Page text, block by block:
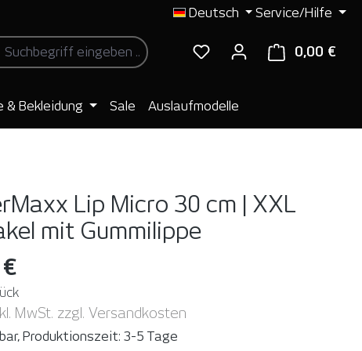
Deutsch Service/Hilfe
0,00 €
& Bekleidung Sale Auslaufmodelle
Lip Micro 30 cm | XXL
mit Gummilippe
MwSt. zzgl. Versandkosten
Produktionszeit: 3-5 Tage